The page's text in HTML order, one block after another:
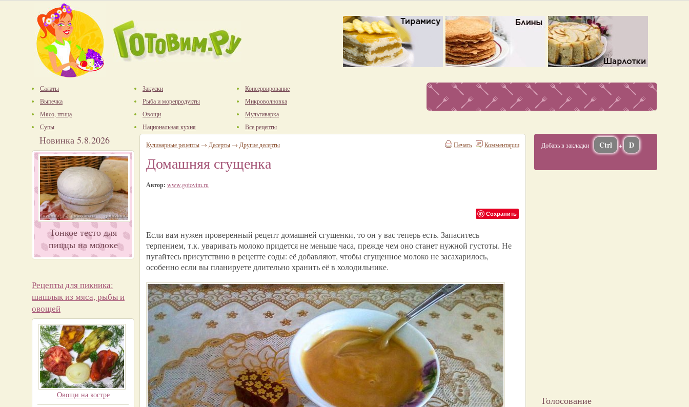
Салаты
Выпечка
Мясо, птица
Супы
Закуски
Рыба и морепродукты
Овощи
Национальная кухня
Консервирование
Микроволновка
Мультиварка
Все рецепты
Новинка 5.8.2026
Тонкое тесто для
пиццы на молоке
Рецепты для пикника:
шашлык из мяса, рыбы и
овощей
Овощи на костре
Комментарии
Печать
Кулинарные рецепты → Десерты → Другие десерты
Домашняя сгущенка
Автор: www.gotovim.ru
Сохранить
Если вам нужен проверенный рецепт домашней сгущенки, то он у вас теперь есть. Запаситесь
терпением, т.к. уваривать молоко придется не меньше часа, прежде чем оно станет нужной густоты. Не
пугайтесь присутствию в рецепте соды: её добавляют, чтобы сгущенное молоко не засахарилось,
особенно если вы планируете длительно хранить её в холодильнике.
Добавь в закладки Ctrl + D
Голосование